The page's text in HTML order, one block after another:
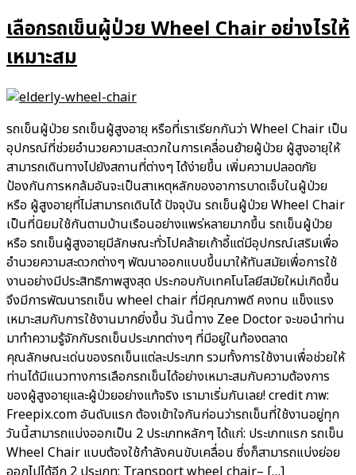
เลือกรถเข็นผู้ป่วย Wheel Chair อย่างไรให้
เหมาะสม
รถเข็นผู้ป่วย รถเข็นผู้สูงอายุ หรือที่เราเรียกกันว่า Wheel Chair เป็น
อุปกรณ์ที่ช่วยอำนวยความสะดวกในการเคลื่อนย้ายผู้ป่วย ผู้สูงอายุให้
สามารถเดินทางไปยังสถานที่ต่างๆ ได้ง่ายขึ้น เพิ่มความปลอดภัย
ป้องกันการหกล้มอันจะเป็นสาเหตุหลักของอาการบาดเจ็บในผู้ป่วย
หรือ ผู้สูงอายุที่ไม่สามารถเดินได้ ปัจจุบัน รถเข็นผู้ป่วย Wheel Chair
เป็นที่นิยมใช้กันตามบ้านเรือนอย่างแพร่หลายมากขึ้น รถเข็นผู้ป่วย
หรือ รถเข็นผู้สูงอายุมีลักษณะทั่วไปคล้ายเก้าอี้แต่มีอุปกรณ์เสริมเพื่อ
อำนวยความสะดวกต่างๆ พัฒนาออกแบบขึ้นมาให้ทันสมัยเพื่อการใช้
งานอย่างมีประสิทธิภาพสูงสุด ประกอบกับเทคโนโลยีสมัยใหม่เกิดขึ้น
จึงมีการพัฒนารถเข็น wheel chair ที่มีคุณภาพดี คงทน แข็งแรง
เหมาะสมกับการใช้งานมากยิ่งขึ้น วันนี้ทาง Zee Doctor จะขอนำท่าน
มาทำความรู้จักกับรถเข็นประเภทต่างๆ ที่มีอยู่ในท้องตลาด
คุณลักษณะเด่นของรถเข็นแต่ละประเภท รวมทั้งการใช้งานเพื่อช่วยให้
ท่านได้มีแนวทางการเลือกรถเข็นได้อย่างเหมาะสมกับความต้องการ
ของผู้สูงอายุและผู้ป่วยอย่างแท้จริง เรามาเริ่มกันเลย! credit ภาพ:
Freepix.com อันดับแรก ต้องเข้าใจกันก่อนว่ารถเข็นที่ใช้งานอยู่ทุก
วันนี้สามารถแบ่งออกเป็น 2 ประเภทหลักๆ ได้แก่: ประเภทแรก รถเข็น
Wheel Chair แบบต้องใช้กำลังคนขับเคลื่อน ซึ่งก็สามารถแบ่งย่อย